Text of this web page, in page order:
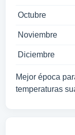
Octubre
Noviembre
Diciembre
Mejor época
temperaturas